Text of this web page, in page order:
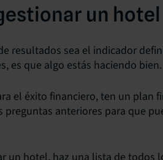
un hotel
resultados sea el indicador
es que algo estás haciendo bien.
el éxito financiero, ten un plan
preguntas anteriores para que